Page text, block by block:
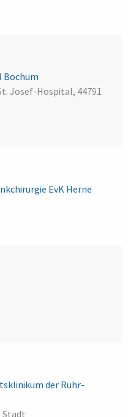
Josef-Hospital, 44791
EvK Herne
der Ruhr-
Stadt